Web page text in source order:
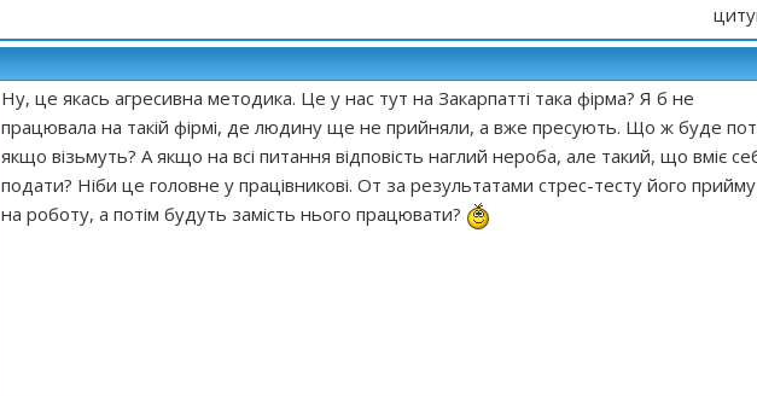
Ну, це якась агресивна методика. Це у нас тут на Закарпатті така фірма? Я б не
працювала на такій фірмі, де людину ще не прийняли, а вже пресують. Що ж буде
якщо візьмуть? А якщо на всі питання відповість наглий нероба, але такий, що вміє
подати? Ніби це головне у працівникові. От за результатами стрес-тесту його
на роботу, а потім будуть замість нього працювати?